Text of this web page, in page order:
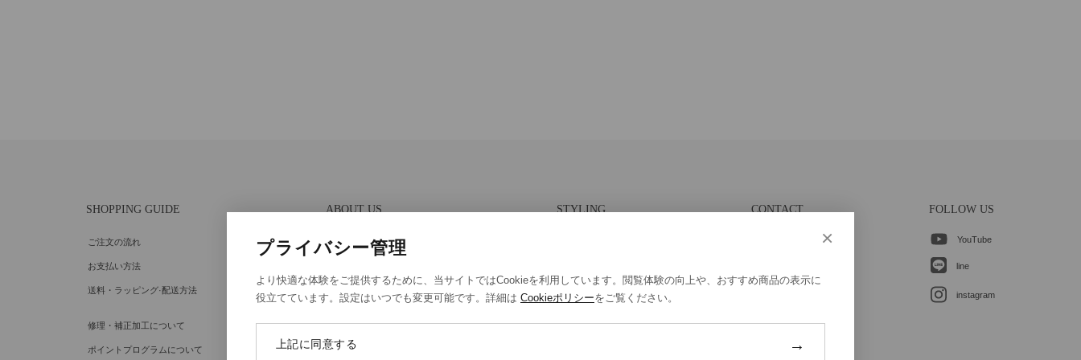
SHOPPING GUIDE
ご注文の流れ
お支払い方法
送料・ラッピング·配送方法
修理・補正加工について
ポイントプログラムについて
ABOUT US
個人情報保護方針
STYLING CONTACT FOLLOW US
YouTube
line
instagram
×
プライバシー管理
より快適な体験をご提供するために、当サイトではCookieを利用しています。閲覧体験の向上や、おすすめ商品の表示に
役立てています。設定はいつでも変更可能です。詳細は Cookieポリシーをご覧ください。
上記に同意する →